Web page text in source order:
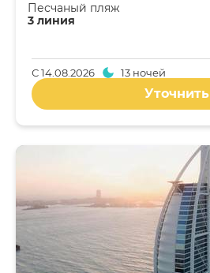
3 линия
Песчаный пляж
С14.08.2026 13 ночей
Уточнить